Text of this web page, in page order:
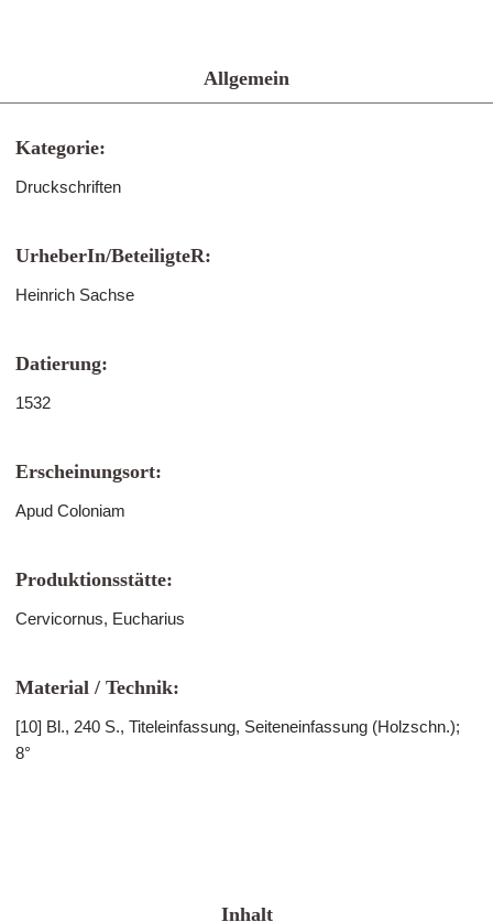
Allgemein
Kategorie:
Druckschriften
UrheberIn/BeteiligteR:
Heinrich Sachse
Datierung:
1532
Erscheinungsort:
Apud Coloniam
Produktionsstätte:
Cervicornus, Eucharius
Material / Technik:
[10] Bl., 240 S., Titeleinfassung, Seiteneinfassung (Holzschn.);
8°
Inhalt